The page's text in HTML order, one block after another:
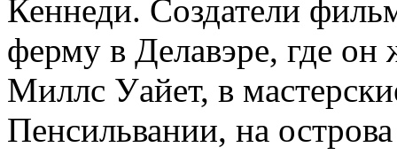
Кеннеди. Создатели
ферму в Делавэре, где
Миллс Уайет, в
Пенсильвании, на